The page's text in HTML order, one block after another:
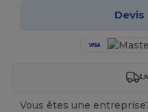
Devis
Vous êtes une